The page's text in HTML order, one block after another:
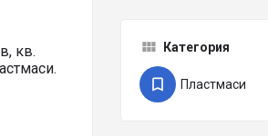
кв.
Категория
Пластмаси